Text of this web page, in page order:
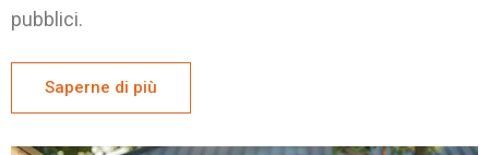
pubblici.
Saperne di più